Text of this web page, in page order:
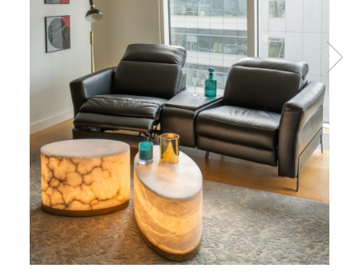
Oferte speciale
Sezlong living